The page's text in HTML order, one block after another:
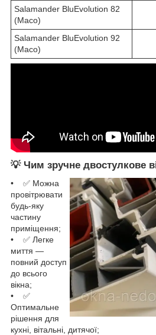
Salamander BluEvolution 82
(Maco)
Salamander BluEvolution 92
(Maco)
💡 Чим зручне двостулкове
• ✅ Можна
провітрювати
будь-яку
частину
приміщення;
• ✅ Легке
миття —
повний доступ
до всього
вікна;
• ✅
Оптимальне
рішення для
кухні, вітальні, дитячої;